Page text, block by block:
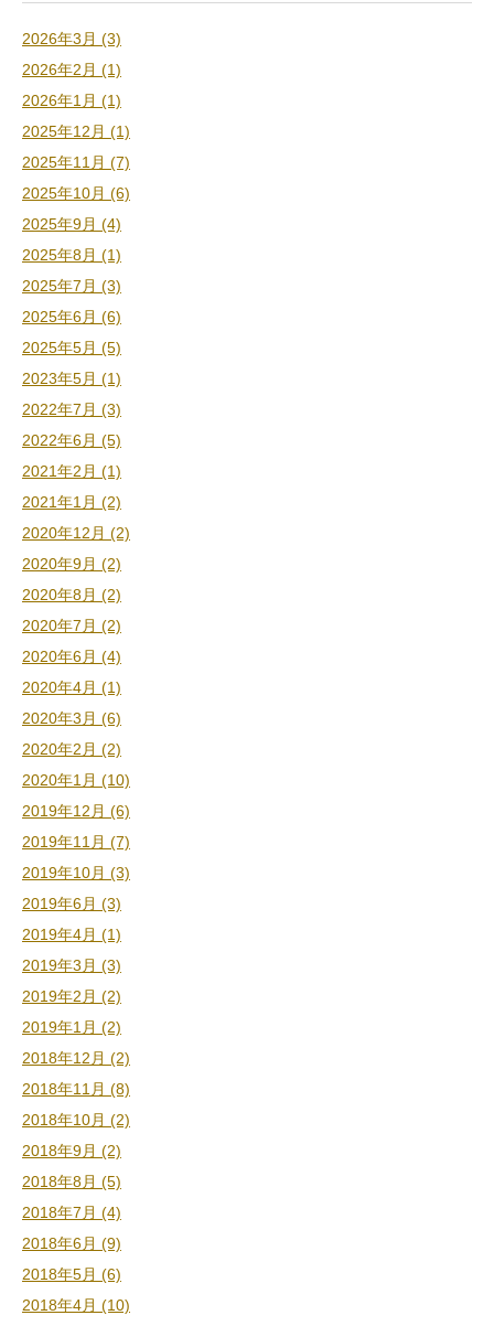
2026年3月 (3)
2026年2月 (1)
2026年1月 (1)
2025年12月 (1)
2025年11月 (7)
2025年10月 (6)
2025年9月 (4)
2025年8月 (1)
2025年7月 (3)
2025年6月 (6)
2025年5月 (5)
2023年5月 (1)
2022年7月 (3)
2022年6月 (5)
2021年2月 (1)
2021年1月 (2)
2020年12月 (2)
2020年9月 (2)
2020年8月 (2)
2020年7月 (2)
2020年6月 (4)
2020年4月 (1)
2020年3月 (6)
2020年2月 (2)
2020年1月 (10)
2019年12月 (6)
2019年11月 (7)
2019年10月 (3)
2019年6月 (3)
2019年4月 (1)
2019年3月 (3)
2019年2月 (2)
2019年1月 (2)
2018年12月 (2)
2018年11月 (8)
2018年10月 (2)
2018年9月 (2)
2018年8月 (5)
2018年7月 (4)
2018年6月 (9)
2018年5月 (6)
2018年4月 (10)